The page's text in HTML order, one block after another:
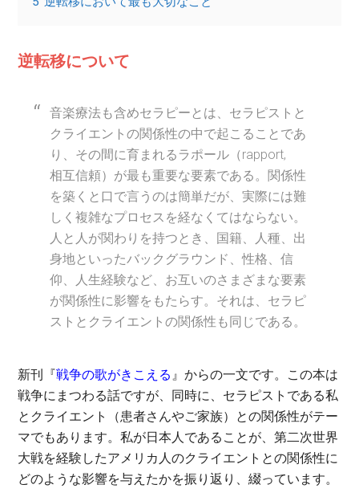
逆転移について
音楽療法も含めセラピーとは、セラピストと
クライエントの関係性の中で起こることであ
り、その間に育まれるラポール（rapport,
相互信頼）が最も重要な要素である。関係性
を築くと口で言うのは簡単だが、実際には難
しく複雑なプロセスを経なくてはならない。
人と人が関わりを持つとき、国籍、人種、出
身地といったバックグラウンド、性格、信
仰、人生経験など、お互いのさまざまな要素
が関係性に影響をもたらす。それは、セラピ
ストとクライエントの関係性も同じである。
新刊『戦争の歌がきこえる 』からの一文です。この本は
戦争にまつわる話ですが、同時に、セラピストである私
とクライエント（患者さんやご家族）との関係性がテー
マでもあります。私が日本人であることが、第二次世界
大戦を経験したアメリカ人のクライエントとの関係性に
どのような影響を与えたかを振り返り、綴っています。